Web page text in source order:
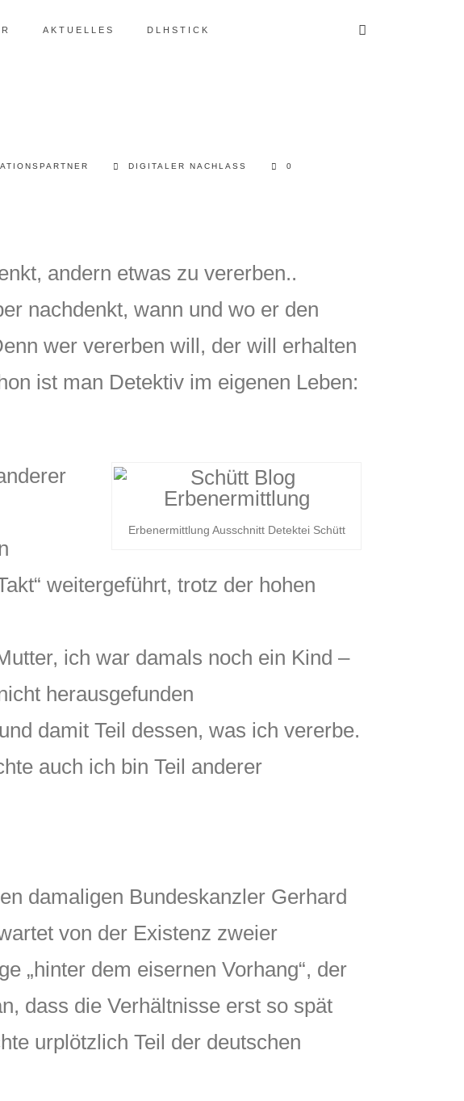
AKTUELLES DLHSTICK
DIGITALER NACHLASS 0
andern etwas zu vererben..
nachdenkt, wann und wo er den
wer vererben will, der will erhalten
ist man Detektiv im eigenen Leben:
Erbenermittlung Ausschnitt Detektei Schütt
weitergeführt, trotz der hohen
ich war damals noch ein Kind –
herausgefunden
damit Teil dessen, was ich vererbe.
auch ich bin Teil anderer
damaligen Bundeskanzler Gerhard
von der Existenz zweier
„hinter dem eisernen Vorhang“, der
dass die Verhältnisse erst so spät
urplötzlich Teil der deutschen